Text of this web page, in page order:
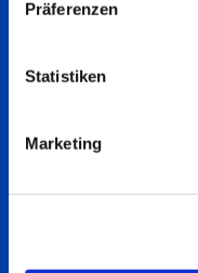
Präferenzen
Statistiken
Marketing